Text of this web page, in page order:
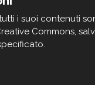
i suoi contenuti
Commons,